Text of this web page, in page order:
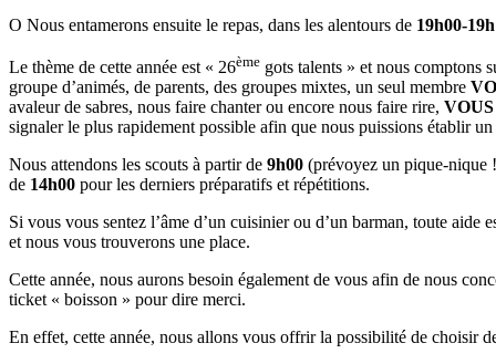
O Nous entamerons ensuite le repas, dans les alentours de 19h00-
Le thème de cette année est « 26ème gots talents » et nous comptons
groupe d’animés, de parents, des groupes mixtes, un seul membre
avaleur de sabres, nous faire chanter ou encore nous faire rire, VOUS
signaler le plus rapidement possible afin que nous puissions établir un
Nous attendons les scouts à partir de 9h00 (prévoyez un pique-nique
de 14h00 pour les derniers préparatifs et répétitions.
Si vous vous sentez l’âme d’un cuisinier ou d’un barman, toute
et nous vous trouverons une place.
Cette année, nous aurons besoin également de vous afin de nous
ticket « boisson » pour dire merci.
En effet, cette année, nous allons vous offrir la possibilité de choisir